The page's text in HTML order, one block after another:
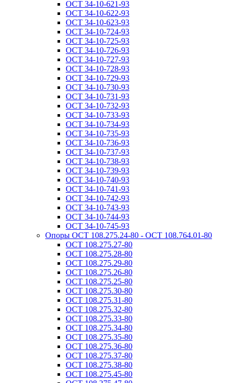
ОСТ 34-10-621-93
ОСТ 34-10-622-93
ОСТ 34-10-623-93
ОСТ 34-10-724-93
ОСТ 34-10-725-93
ОСТ 34-10-726-93
ОСТ 34-10-727-93
ОСТ 34-10-728-93
ОСТ 34-10-729-93
ОСТ 34-10-730-93
ОСТ 34-10-731-93
ОСТ 34-10-732-93
ОСТ 34-10-733-93
ОСТ 34-10-734-93
ОСТ 34-10-735-93
ОСТ 34-10-736-93
ОСТ 34-10-737-93
ОСТ 34-10-738-93
ОСТ 34-10-739-93
ОСТ 34-10-740-93
ОСТ 34-10-741-93
ОСТ 34-10-742-93
ОСТ 34-10-743-93
ОСТ 34-10-744-93
ОСТ 34-10-745-93
Опоры ОСТ 108.275.24-80 - ОСТ 108.764.01-80
ОСТ 108.275.27-80
ОСТ 108.275.28-80
ОСТ 108.275.29-80
ОСТ 108.275.26-80
ОСТ 108.275.25-80
ОСТ 108.275.30-80
ОСТ 108.275.31-80
ОСТ 108.275.32-80
ОСТ 108.275.33-80
ОСТ 108.275.34-80
ОСТ 108.275.35-80
ОСТ 108.275.36-80
ОСТ 108.275.37-80
ОСТ 108.275.38-80
ОСТ 108.275.45-80